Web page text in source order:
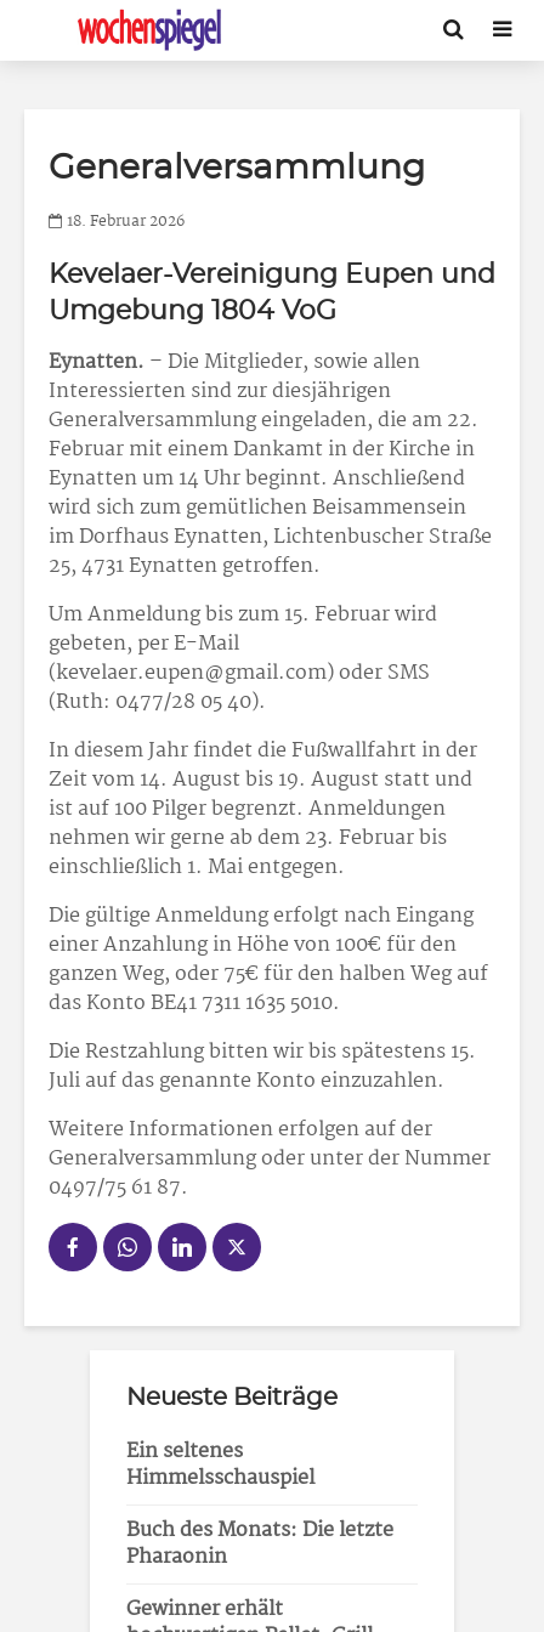
Generalversammlung
18. Februar 2026
Kevelaer-Vereinigung Eupen und
Umgebung 1804 VoG
Eynatten. – Die Mitglieder, sowie allen
Interessierten sind zur diesjährigen
Generalversammlung eingeladen, die am 22.
Februar mit einem Dankamt in der Kirche in
Eynatten um 14 Uhr beginnt. Anschließend
wird sich zum gemütlichen Beisammensein
im Dorfhaus Eynatten, Lichtenbuscher Straße
25, 4731 Eynatten getroffen.
Um Anmeldung bis zum 15. Februar wird
gebeten, per E-Mail
(kevelaer.eupen@gmail.com) oder SMS
(Ruth: 0477/28 05 40).
In diesem Jahr findet die Fußwallfahrt in der
Zeit vom 14. August bis 19. August statt und
ist auf 100 Pilger begrenzt. Anmeldungen
nehmen wir gerne ab dem 23. Februar bis
einschließlich 1. Mai entgegen.
Die gültige Anmeldung erfolgt nach Eingang
einer Anzahlung in Höhe von 100€ für den
ganzen Weg, oder 75€ für den halben Weg auf
das Konto BE41 7311 1635 5010.
Die Restzahlung bitten wir bis spätestens 15.
Juli auf das genannte Konto einzuzahlen.
Weitere Informationen erfolgen auf der
Generalversammlung oder unter der Nummer
0497/75 61 87.
Neueste Beiträge
Ein seltenes
Himmelsschauspiel
Buch des Monats: Die letzte
Pharaonin
Gewinner erhält